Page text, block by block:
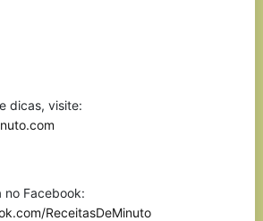
dicas, visite:
no Facebook:
ReceitasDeMinuto